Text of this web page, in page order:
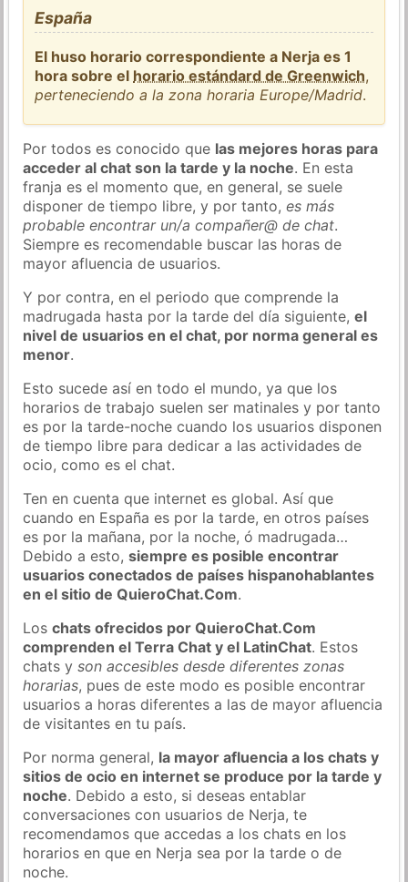
España
El huso horario correspondiente a Nerja es 1
hora sobre el horario estándard de Greenwich,
perteneciendo a la zona horaria Europe/Madrid.
Por todos es conocido que las mejores horas para
acceder al chat son la tarde y la noche. En esta
franja es el momento que, en general, se suele
disponer de tiempo libre, y por tanto,es más
probable encontrar un/a compañer@ de chat.
Siempre es recomendable buscar las horas de
mayor afluencia de usuarios.
Y por contra, en el periodo que comprende la
madrugada hasta por la tarde del día siguiente,el
nivel de usuarios en el chat, por norma general es
menor.
Esto sucede así en todo el mundo, ya que los
horarios de trabajo suelen ser matinales y por tanto
es por la tarde-noche cuando los usuarios disponen
de tiempo libre para dedicar a las actividades de
ocio, como es el chat.
Ten en cuenta que internet es global. Así que
cuando en España es por la tarde, en otros países
es por la mañana, por la noche, ó madrugada…
Debido a esto,siempre es posible encontrar
usuarios conectados de países hispanohablantes
en el sitio de QuieroChat.Com.
Loschats ofrecidos por QuieroChat.Com
comprenden el Terra Chat y el LatinChat. Estos
chats yson accesibles desde diferentes zonas
horarias, pues de este modo es posible encontrar
usuarios a horas diferentes a las de mayor afluencia
de visitantes en tu país.
Por norma general, la mayor afluencia a los chats y
sitios de ocio en internet se produce por la tarde y
noche. Debido a esto, si deseas entablar
conversaciones con usuarios de Nerja, te
recomendamos que accedas a los chats en los
horarios en que en Nerja sea por la tarde o de
noche.